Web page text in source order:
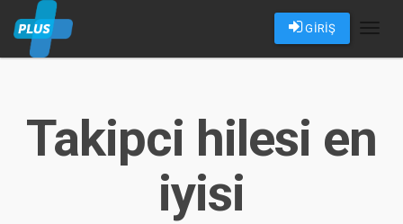
GİRİŞ
Takipci hilesi en
iyisi